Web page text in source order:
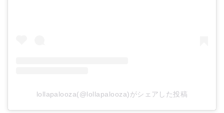
lollapalooza(@lollapalooza)がシェアした投稿